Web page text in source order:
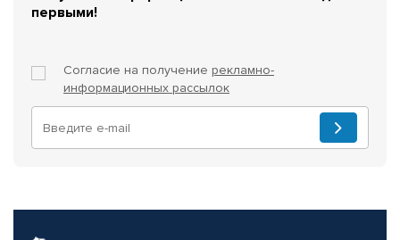
первыми!
Согласие на получение рекламно-
информационных рассылок